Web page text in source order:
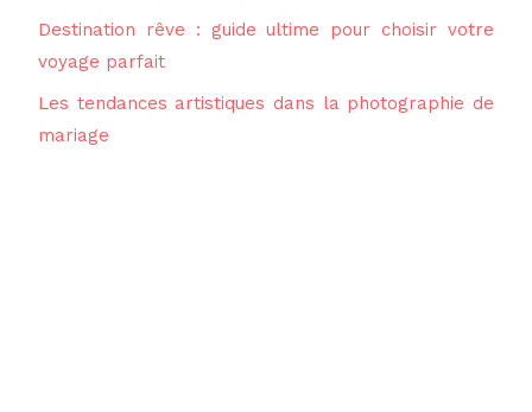
Destination rêve : guide ultime pour choisir votre
voyage parfait
Les tendances artistiques dans la photographie de
mariage